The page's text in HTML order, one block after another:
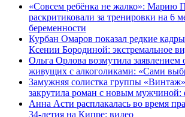
«Совсем ребёнка не жалко»: Марию
раскритиковали за тренировки на 6
беременности
Курбан Омаров показал редкие
Ксении Бородиной: экстремальное
Ольга Орлова возмутила
живущих с алкоголиками: «Сами
Замужняя солистка группы
закрутила роман с новым мужчиной:
Анна Асти расплакалась во время
34-летия на Кипре: видео